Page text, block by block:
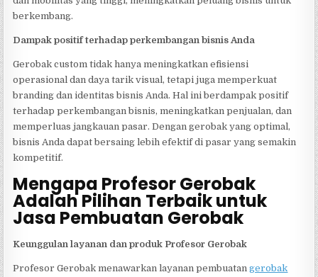
berkembang.
Dampak positif terhadap perkembangan bisnis Anda
Gerobak custom tidak hanya meningkatkan efisiensi
operasional dan daya tarik visual, tetapi juga memperkuat
branding dan identitas bisnis Anda. Hal ini berdampak positif
terhadap perkembangan bisnis, meningkatkan penjualan, dan
memperluas jangkauan pasar. Dengan gerobak yang optimal,
bisnis Anda dapat bersaing lebih efektif di pasar yang semakin
kompetitif.
Mengapa Profesor Gerobak
Adalah Pilihan Terbaik untuk
Jasa Pembuatan Gerobak
Keunggulan layanan dan produk Profesor Gerobak
Profesor Gerobak menawarkan layanan pembuatangerobak